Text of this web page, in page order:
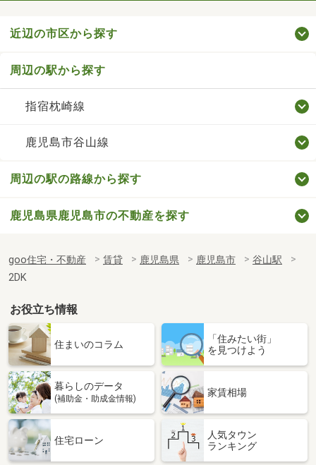
近辺の市区から探す
周辺の駅から探す
指宿枕崎線
鹿児島市谷山線
周辺の駅の路線から探す
鹿児島県鹿児島市の不動産を探す
goo住宅・不動産 賃貸 鹿児島県 鹿児島市
谷山駅
2DK
お役立ち情報
住まいのコラム
「住みたい街」
を見つけよう
暮らしのデータ
(補助金・助成金情報)
家賃相場
住宅ローン
人気タウン
ランキング